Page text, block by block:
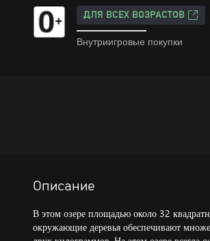
ДЛЯ ВСЕХ ВОЗРАСТОВ
Внутриигровые покупки
Описание
В этом озере площадью около 32
окружающие деревья обеспечивают